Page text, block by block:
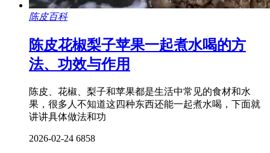
陈皮百科
陈皮花椒梨子苹果一起煮水喝的方
法、功效与作用
陈皮、花椒、梨子和苹果都是生活中常见的食材和水
果，很多人不知道这四种东西还能一起煮水喝，下面就
讲讲具体做法和功
2026-02-24 6858